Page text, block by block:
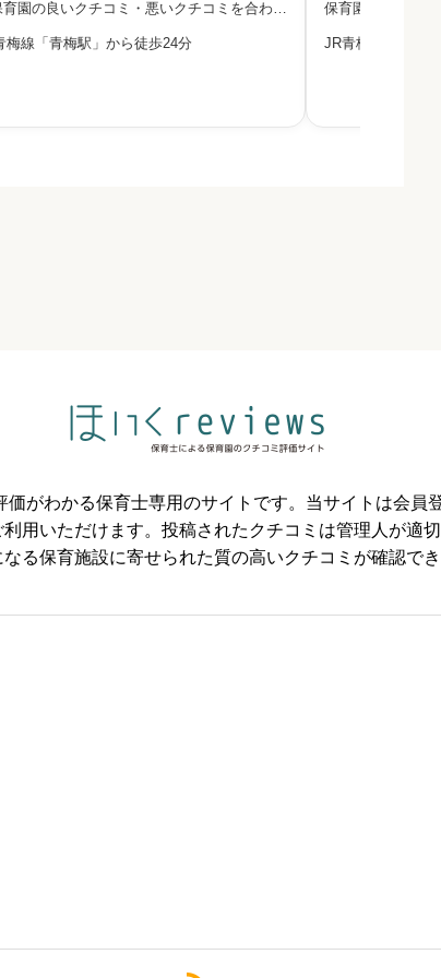
必須

育園の良いクチコミ・悪いクチコミを合わせ
判をご紹介します。この園を運営する法人
梅線「青梅駅」から徒歩24分
保育園の良いクチ
評判をご紹介し
JR青梅線「沢井駅
がわかる保育士専用のサイトです。当サイトは会員
用いただけます。投稿されたクチコミは管理人が適
る保育施設に寄せられた質の高いクチコミが確認でき